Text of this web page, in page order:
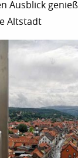
Ausblick
Altstadt